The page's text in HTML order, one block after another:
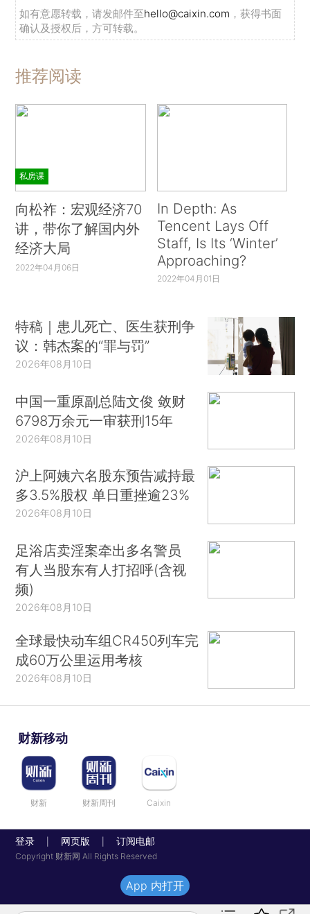
如有意愿转载，请发邮件至hello@caixin.com ，获得书面
确认及授权后，方可转载。
推荐阅读
私房课
向松祚：宏观经济70
讲，带你了解国内外
经济大局
2022年04月06日
In Depth: As
Tencent Lays Off
Staff, Is Its ‘Winter’
Approaching?
2022年04月01日
特稿｜患儿死亡、医生获刑争
议：韩杰案的“罪与罚”
2026年08月10日
中国一重原副总陆文俊 敛财
6798万余元一审获刑15年
2026年08月10日
沪上阿姨六名股东预告减持最
多3.5%股权 单日重挫逾23%
2026年08月10日
足浴店卖淫案牵出多名警员
有人当股东有人打招呼(含视
频)
2026年08月10日
全球最快动车组CR450列车完
成60万公里运用考核
2026年08月10日
财新移动
财新 财新周刊 Caixin
登录 网页版 订阅电邮
Copyright 财新网 All Rights Reserved
App 内打开